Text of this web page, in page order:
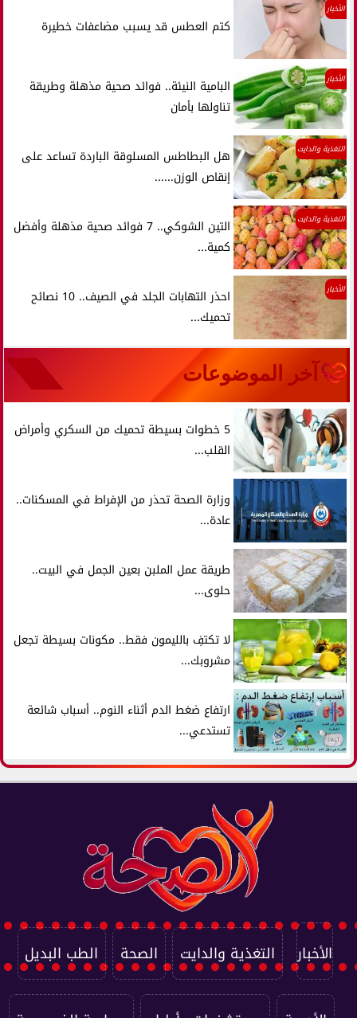
الأخبار
كتم العطس قد يسبب مضاعفات خطيرة
الأخبار
البامية النيئة.. فوائد صحية مذهلة وطريقة
تناولها بأمان
التغذية والدايت
هل البطاطس المسلوقة الباردة تساعد على
إنقاص الوزن......
التغذية والدايت
التين الشوكي.. 7 فوائد صحية مذهلة وأفضل
كمية...
الأخبار
احذر التهابات الجلد في الصيف.. 10 نصائح
تحميك...
آخر الموضوعات
5 خطوات بسيطة تحميك من السكري وأمراض
القلب...
وزارة الصحة تحذر من الإفراط في المسكنات..
عادة...
طريقة عمل الملبن بعين الجمل في البيت..
حلوى...
لا تكتفِ بالليمون فقط.. مكونات بسيطة تجعل
مشروبك...
ارتفاع ضغط الدم أثناء النوم.. أسباب شائعة
تستدعي...
الأخبار التغذية والدايت الصحة الطب البديل